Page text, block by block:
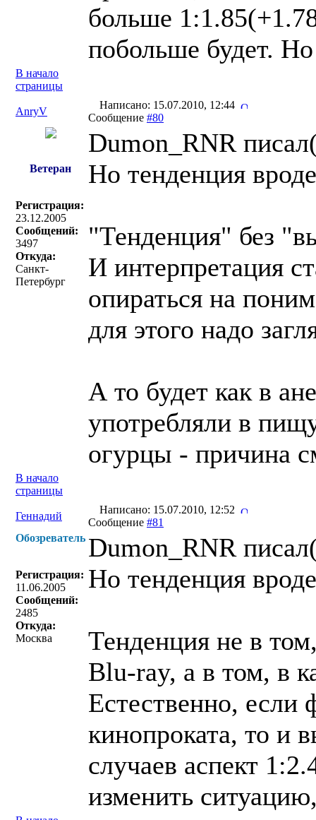
больше
побольше будет.
В начало
страницы
AnryV
Написано: 15.07.2010, 12:44
Сообщение #80
Ветеран
Регистрация:
23.12.2005
Сообщений:
3497
Откуда:
Санкт-
Петербург
Dumon_RNR
Но тенденция
"Тенденция" без
И интерпретация
опираться на
для этого надо
А то будет как в
употребляли в
огурцы - причина
В начало
страницы
Геннадий
Написано: 15.07.2010, 12:52
Сообщение #81
Обозреватель
Регистрация:
11.06.2005
Сообщений:
2485
Откуда:
Москва
Dumon_RNR
Но тенденция
Тенденция не в
Blu-ray, а в том, в
Естественно, если
кинопроката, то и
случаев аспект
изменить